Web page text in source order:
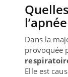
Dans la
provoquée
Elle est